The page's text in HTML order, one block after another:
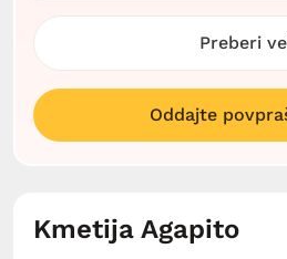
Preberi
Oddajte
Kmetija Agapito